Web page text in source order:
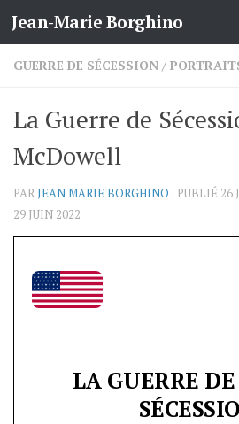
Skip to content
Jean-Marie Borghino
GUERRE DE SÉCESSION /
La Guerre de
McDowell
PARJEAN MARIE BORGHINO · PUBLIÉ 26
29 JUIN 2022
LA GUERRE DE